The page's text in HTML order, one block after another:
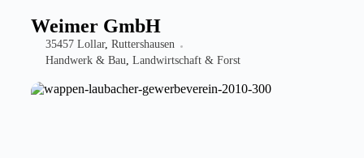
Weimer GmbH
35457 Lollar, Ruttershausen
Handwerk & Bau, Landwirtschaft & Forst